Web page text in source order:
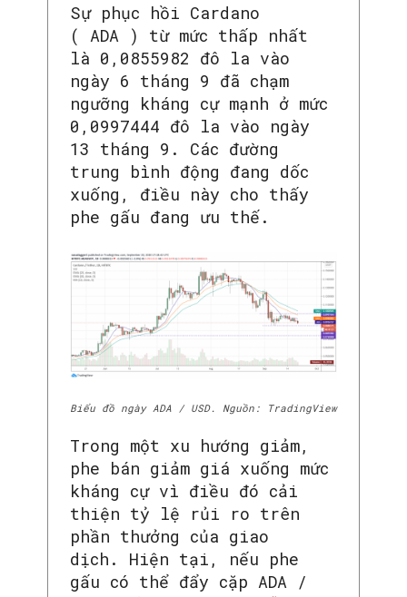
Sự phục hồi Cardano
( ADA ) từ mức thấp nhất
là 0,0855982 đô la vào
ngày 6 tháng 9 đã chạm
ngưỡng kháng cự mạnh ở mức
0,0997444 đô la vào ngày
13 tháng 9. Các đường
trung bình động đang dốc
xuống, điều này cho thấy
phe gấu đang ưu thế.
Biểu đồ ngày ADA / USD. Nguồn: TradingView
Trong một xu hướng giảm,
phe bán giảm giá xuống mức
kháng cự vì điều đó cải
thiện tỷ lệ rủi ro trên
phần thưởng của giao
dịch. Hiện tại, nếu phe
gấu có thể đẩy cặp ADA /